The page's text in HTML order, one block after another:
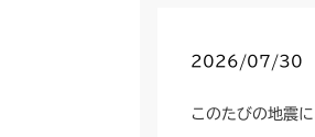
2026/07/30
このたびの地震